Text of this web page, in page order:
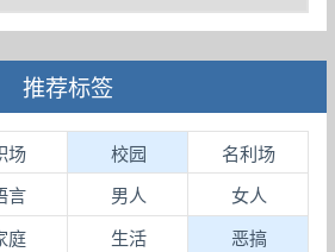
推荐标签
场 校园 名利场
言 男人 女人
庭 生活 恶搞